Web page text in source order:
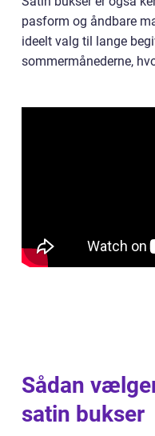
pasform og åndbare
ideelt valg til lange
sommermånederne,
Sådan
satin bukser